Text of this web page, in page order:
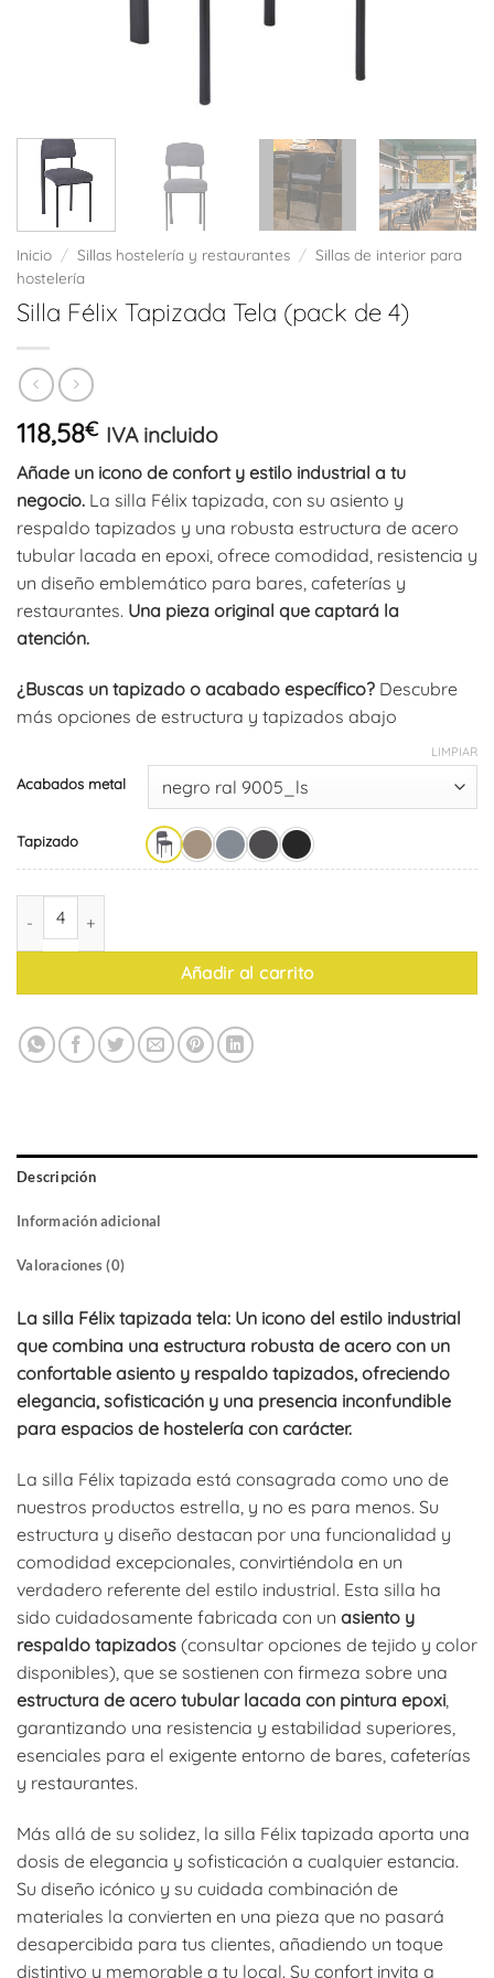
Inicio / Sillas hostelería y restaurantes / Sillas de interior para
hostelería
Silla Félix Tapizada Tela (pack de 4)
118,58€ IVA incluido
Añade un icono de confort y estilo industrial a tu
negocio. La silla Félix tapizada, con su asiento y
respaldo tapizados y una robusta estructura de acero
tubular lacada en epoxi, ofrece comodidad, resistencia y
un diseño emblemático para bares, cafeterías y
restaurantes. Una pieza original que captará la
atención.
¿Buscas un tapizado o acabado específico? Descubre
más opciones de estructura y tapizados abajo
Acabados metal
Tapizado
LIMPIAR
Añadir al carrito
Descripción
Información adicional
Valoraciones (0)
La silla Félix tapizada tela: Un icono del estilo industrial
que combina una estructura robusta de acero con un
confortable asiento y respaldo tapizados, ofreciendo
elegancia, sofisticación y una presencia inconfundible
para espacios de hostelería con carácter.
La silla Félix tapizada está consagrada como uno de
nuestros productos estrella, y no es para menos. Su
estructura y diseño destacan por una funcionalidad y
comodidad excepcionales, convirtiéndola en un
verdadero referente del estilo industrial. Esta silla ha
sido cuidadosamente fabricada con un asiento y
respaldo tapizados (consultar opciones de tejido y color
disponibles), que se sostienen con firmeza sobre una
estructura de acero tubular lacada con pintura epoxi
garantizando una resistencia y estabilidad superiores,
esenciales para el exigente entorno de bares, cafeterías
y restaurantes.
Más allá de su solidez, la silla Félix tapizada aporta una
dosis de elegancia y sofisticación a cualquier estancia.
Su diseño icónico y su cuidada combinación de
materiales la convierten en una pieza que no pasará
desapercibida para tus clientes, añadiendo un toque
distintivo y memorable a tu local. Su confort invita a